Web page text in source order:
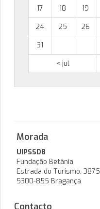
17
18 19
24
25 26
31
< jul
Morada
UIPSSDB
Fundação Betânia
Estrada do Turismo, 3875
5300-855 Bragança
Contacto